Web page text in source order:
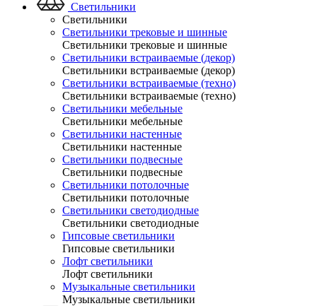
Светильники
Светильники
Светильники трековые и шинные
Светильники трековые и шинные
Светильники встраиваемые (декор)
Светильники встраиваемые (декор)
Светильники встраиваемые (техно)
Светильники встраиваемые (техно)
Светильники мебельные
Светильники мебельные
Светильники настенные
Светильники настенные
Светильники подвесные
Светильники подвесные
Светильники потолочные
Светильники потолочные
Светильники светодиодные
Светильники светодиодные
Гипсовые светильники
Гипсовые светильники
Лофт светильники
Лофт светильники
Музыкальные светильники
Музыкальные светильники